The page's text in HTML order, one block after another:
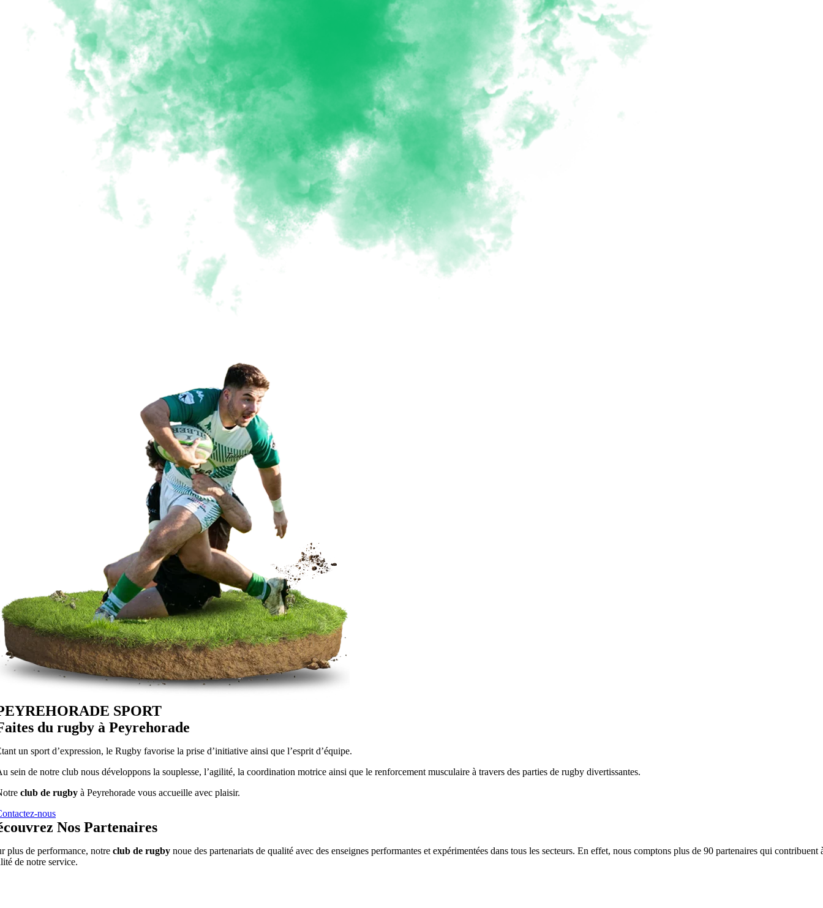
SPORT
du rugby à Peyrehorade
un sport d’expression, le Rugby favorise la prise d’initiative ainsi que l’esprit d’équipe.
sein de notre club nous développons la souplesse, l’agilité, la coordination motrice ainsi que le renforcement musculaire à travers des parties de rugby divertissantes.
club de rugby à Peyrehorade vous accueille avec plaisir.
nous
Nos Partenaires
plus de performance, notre club de rugby noue des partenariats de qualité avec des enseignes performantes et expérimentées dans tous les secteurs. En effet, nous comptons plus de 90 partenaires qui contribuent
de notre service.